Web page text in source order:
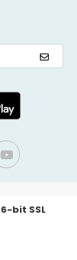
bit SSL